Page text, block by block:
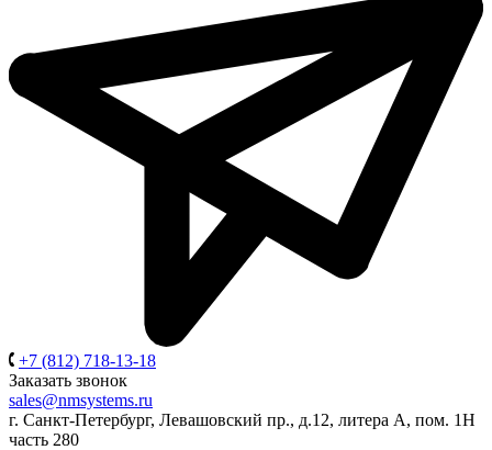
+7 (812) 718-13-18
Заказать звонок
sales@nmsystems.ru
г. Санкт-Петербург, Левашовский пр., д.12, литера А, пом. 1Н
часть 280